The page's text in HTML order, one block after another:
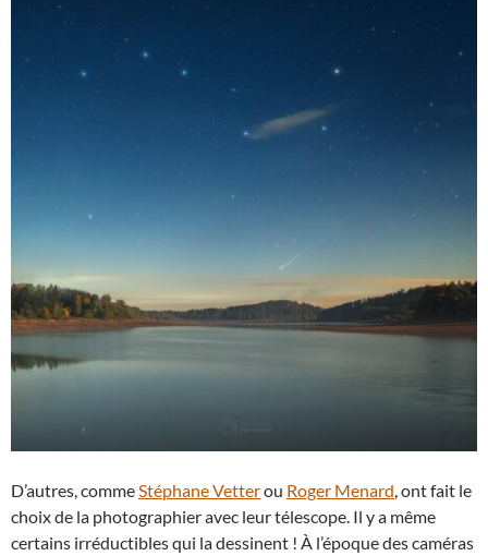
D’autres, commeStéphane Vetterou Roger Menard, ont fait le
choix de la photographier avec leur télescope. Il y a même
certains irréductibles qui la dessinent ! À l’époque des caméras